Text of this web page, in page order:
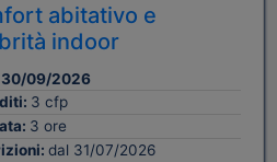
abitativo e
indoor
30/09/2026
3 cfp
3 ore
dal 31/07/2026